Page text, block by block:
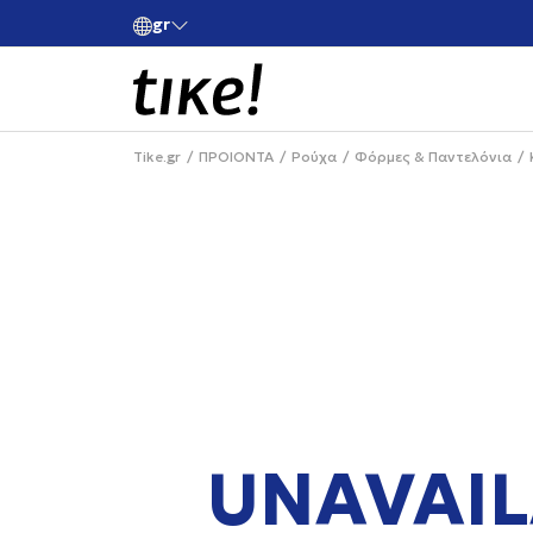
grΚάνε εγγραφή και κέρδισε -10% στην πρώτη σου
Tike.gr ΠΡΟΙΟΝΤΑ Ρούχα Φόρμες & Παντελόνια